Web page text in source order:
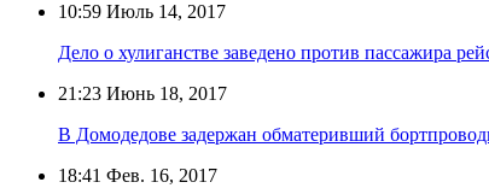
10:59 Июль 14, 2017
Дело о хулиганстве заведено против пассажира
21:23 Июнь 18, 2017
В Домодедове задержан обматеривший
18:41 Фев. 16, 2017